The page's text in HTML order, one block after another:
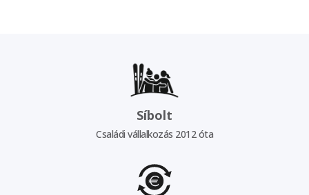
Síbolt
Családi vállalkozás 2012 óta